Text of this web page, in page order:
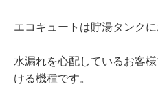
エコキュートは貯湯タンク
水漏れを心配しているお客
ける機種です。